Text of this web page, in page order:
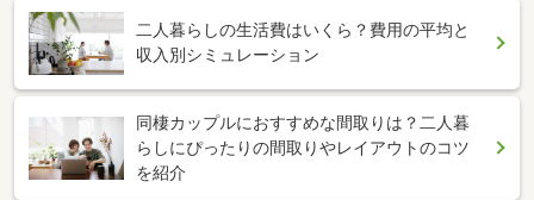
二人暮らしの生活費はいくら？費用の平均と
収入別シミュレーション
同棲カップルにおすすめな間取りは？二人暮
らしにぴったりの間取りやレイアウトのコツ
を紹介